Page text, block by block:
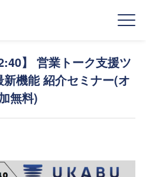
】 営業トーク支援ツ
機能 紹介セミナー(オ
無料)